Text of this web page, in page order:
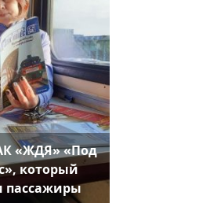
«ЖДЯ» «Под
который
пассажиры